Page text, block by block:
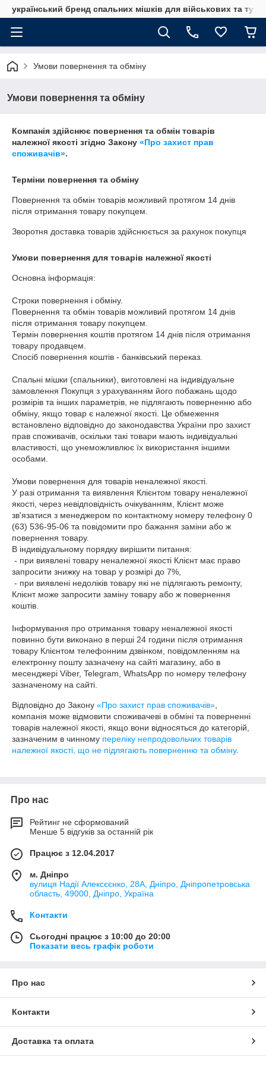
український бренд спальних мішків для військових та
Умови повернення та обміну
Умови повернення та обміну
Компанія здійснює повернення та обмін товарів
належної якості згідно Закону «Про захист прав
споживачів».
Терміни повернення та обміну
Повернення та обмін товарів можливий протягом 14 днів
після отримання товару покупцем.
Зворотня доставка товарів здійснюється за рахунок покупця
Умови повернення для товарів належної якості
Основна інформація:
Строки повернення і обміну.
Повернення та обмін товарів можливий протягом 14 днів
після отримання товару покупцем.
Термін повернення коштів протягом 14 днів після отримання
товару продавцем.
Спосіб повернення коштів - банківський переказ.
Спальні мішки (спальники), виготовлені на індивідуальне
замовлення Покупця з урахуванням його побажань щодо
розмірів та інших параметрів, не підлягають поверненню або
обміну, якщо товар є належної якості. Це обмеження
встановлено відповідно до законодавства України про захист
прав споживачів, оскільки такі товари мають індивідуальні
властивості, що унеможливлює їх використання іншими
особами.
Умови повернення для товарів неналежної якості.
У разі отримання та виявлення Клієнтом товару неналежної
якості, через невідповідність очікуванням, Клієнт може
зв'язатися з менеджером по контактному номеру телефону 0
(63) 536-95-06 та повідомити про бажання заміни або ж
повернення товару.
В індивідуальному порядку вирішити питання:
запросити знижку на товар у розмірі до 7%,
Клієнт може запросити заміну товару або ж повернення
коштів.
Інформування про отримання товару неналежної якості
повинно бути виконано в перші 24 години після отримання
товару Клієнтом телефонним дзвінком, повідомленням на
електронну пошту зазначену на сайті магазину, або в
месенджері Viber, Telegram, WhatsApp по номеру телефону
зазначеному на сайті.
Відповідно до Закону «Про захист прав споживачів»
компанія може відмовити споживачеві в обміні та поверненні
товарів належної якості, якщо вони відносяться до категорій,
зазначеним в чинному переліку непродовольчих товарів
належної якості, що не підлягають поверненню та обміну.
Про нас
Рейтинг не сформований
Менше 5 відгуків за останній рік
Працює з 12.04.2017
м. Дніпро
вулиця Надії Алексєєнко, 28А, Дніпро, Дніпропетровська
область, 49000, Дніпро, Україна
Контакти
Сьогодні працює з 10:00 до 20:00
Показати весь графік роботи
Про нас
Контакти
Доставка та оплата